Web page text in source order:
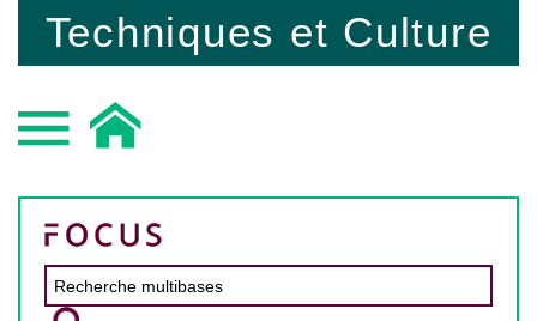
Techniques et Culture